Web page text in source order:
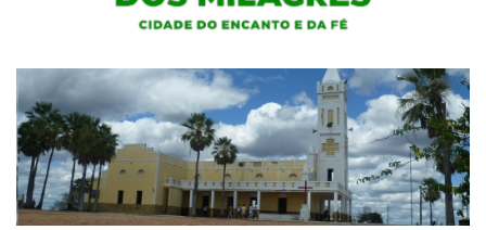
Prefeitura de Santa Cruz dos
Milagres / PI